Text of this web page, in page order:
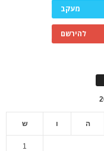
מעקב
להירשם
ה ו ש
1